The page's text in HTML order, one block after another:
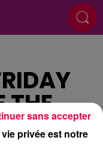
THE
privée est notre
sans accepter